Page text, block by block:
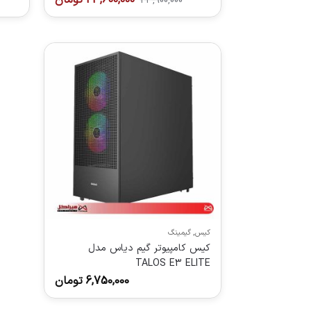
کیس,گیمینگ
کیس کامپیوتر گیم دیاس مدل
TALOS E3 ELITE
6,750,000 تومان